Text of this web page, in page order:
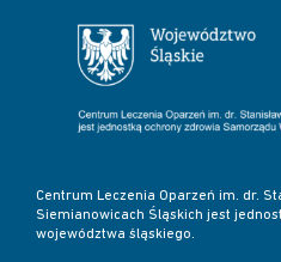
Centrum Leczenia Oparzeń im. dr.
Siemianowicach Śląskich jest
województwa śląskiego.